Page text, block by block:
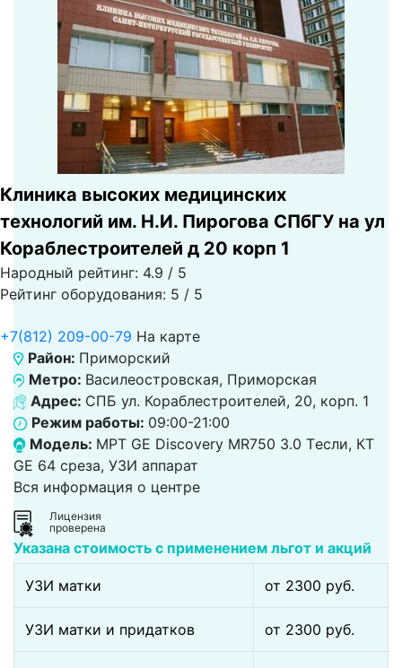
Клиника высоких медицинских
технологий им. Н.И. Пирогова СПбГУ на ул
Кораблестроителей д 20 корп 1
Народный рейтинг: 4.9 / 5
Рейтинг оборудования: 5 / 5
+7(812) 209-00-79 На карте
Район: Приморский
Метро: Василеостровская, Приморская
Адрес: СПБ ул. Кораблестроителей, 20, корп. 1
Режим работы: 09:00-21:00
Модель: МРТ GE Discovery MR750 3.0 Tесли, КТ
GE 64 среза, УЗИ аппарат
Вся информация о центре
Лицензия
проверена
Указана стоимость с применением льгот и акций
УЗИ матки от 2300 pуб.
УЗИ матки и придатков от 2300 pуб.